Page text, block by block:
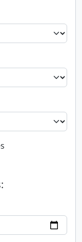
superior